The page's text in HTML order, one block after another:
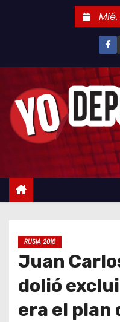
n
RUSIA 2018
Juan
dolió
era el plan